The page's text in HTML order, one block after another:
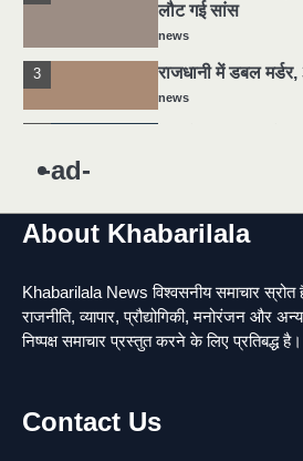
लौट गई सांस
news
3 राजधानी में डबल मर्डर,
news
मोंटेनेग्रो में गोलीबारी
news
1
यमदूत बना डॉक्टर, 6
news
लौट गई सांस
-ad-
About Khabarilala
Khabarilala News विश्वसनीय समाचार स्रोत
राजनीति, व्यापार, प्रौद्योगिकी, मनोरंजन और
निष्पक्ष समाचार प्रस्तुत करने के लिए प्रतिबद्ध है।
Contact Us